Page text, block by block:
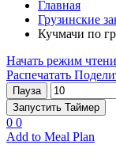
Главная
Грузинские
Кучмачи по
Начать режим
Распечатать
Пауза
Запустить Таймер
0 0
Add to Meal Plan